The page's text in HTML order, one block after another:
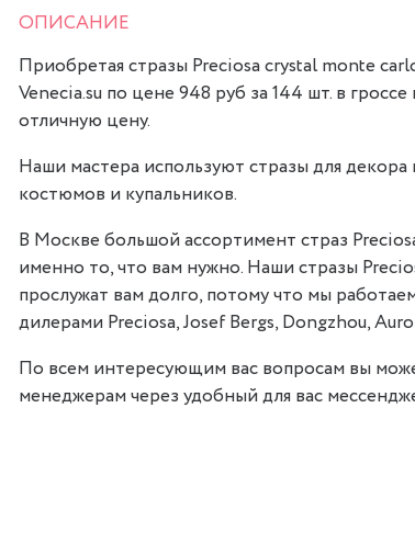
ОПИСАНИЕ
Приобретая стразы Preciosa crystal monte
Venecia.su по цене 948 руб за 144 шт. в
отличную цену.
Наши мастера используют стразы для
костюмов и купальников.
В Москве большой ассортимент страз
именно то, что вам нужно. Наши стразы
прослужат вам долго, потому что мы
дилерами Preciosa, Josef Bergs, Dongzhou,
По всем интересующим вас вопросам вы
менеджерам через удобный для вас